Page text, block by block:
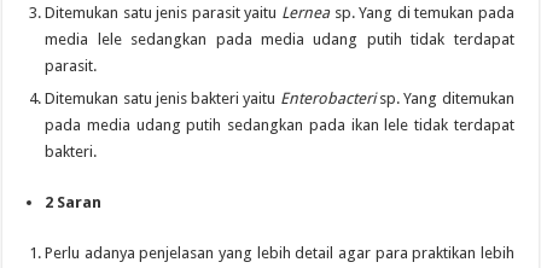
Ditemukan satu jenis parasit yaitu Lerneasp. Yang di temukan pada
media lele sedangkan pada media udang putih tidak terdapat
parasit.
Ditemukan satu jenis bakteri yaitu Enterobacterisp. Yang ditemukan
pada media udang putih sedangkan pada ikan lele tidak terdapat
bakteri.
2 Saran
Perlu adanya penjelasan yang lebih detail agar para praktikan lebih